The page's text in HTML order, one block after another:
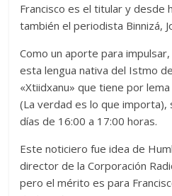
Francisco es el titular y desde
también el periodista Binnizá,
Como un aporte para
esta lengua nativa del Istmo
«Xtiidxanu» que tiene por
(La verdad es lo que
días de 16:00 a 17:00 horas.
Este noticiero fue idea de
director de la Corporación
pero el mérito es para